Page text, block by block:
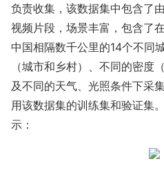
负责收集，该数据集中包含了
视频片段，场景丰富，包含
中国相隔数千公里的14个不同
（城市和乡村）、不同的密度
及不同的天气、光照条件下采
用该数据集的训练集和验证集
示：